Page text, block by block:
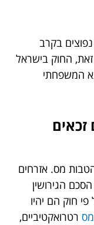
בקרב
החוק בישראל
המשפחתי
מס. אזרחים
הגירושין
חוק הם יהיו
רטרואקטיביים,